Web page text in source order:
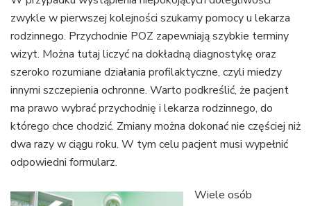
zwykle w pierwszej kolejności szukamy pomocy u lekarza
rodzinnego. Przychodnie POZ zapewniają szybkie terminy
wizyt. Można tutaj liczyć na dokładną diagnostykę oraz
szeroko rozumiane działania profilaktyczne, czyli miedzy
innymi szczepienia ochronne. Warto podkreślić, że pacjent
ma prawo wybrać przychodnię i lekarza rodzinnego, do
którego chce chodzić. Zmiany można dokonać nie częściej niż
dwa razy w ciągu roku. W tym celu pacjent musi wypełnić
odpowiedni formularz.
Wiele osób